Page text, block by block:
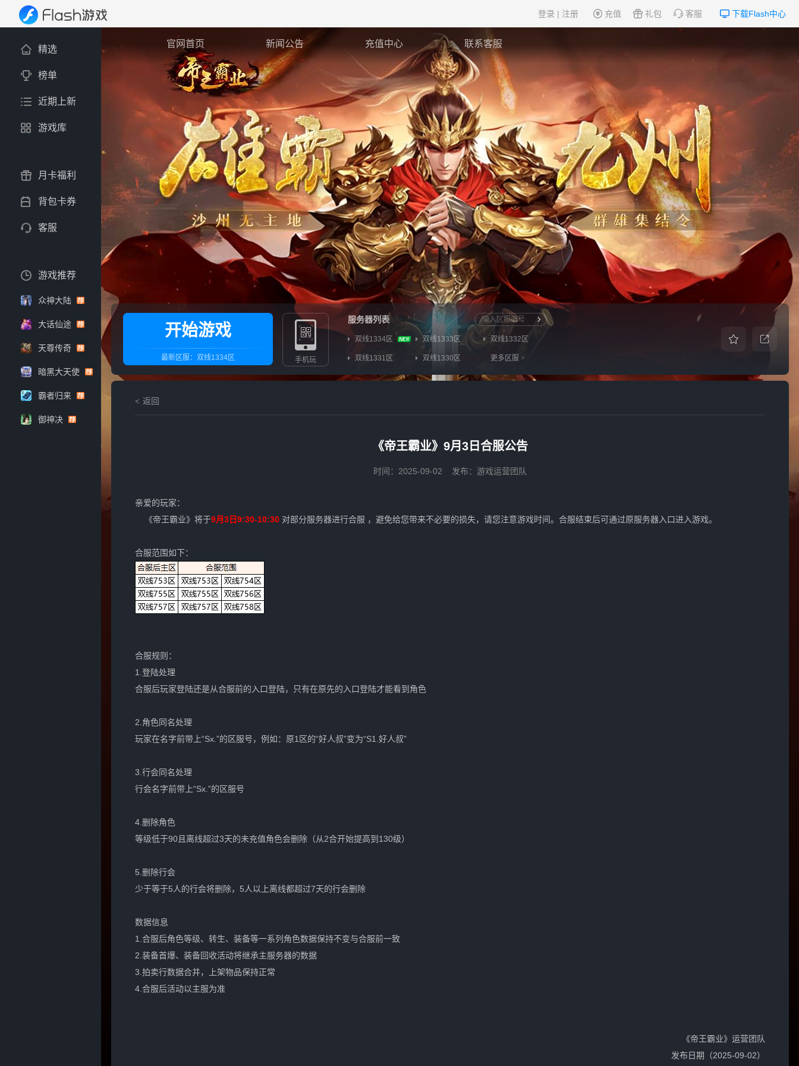
下载Flash中心
客服
礼包
充值
登录 | 注册
官网首页 新闻公告 充值中心 联系客服
开始游戏
最新区服： 双线1334区 手机玩
服务器列表
双线1334区 双线1333区 双线1332区
双线1331区 双线1330区 更多区服 >
返回
《帝王霸业》9月3日合服公告
时间：2025-09-02 发布：游戏运营团队
亲爱的玩家：
《帝王霸业》将于9月3 日9:30-10:30 对部分服务器进行合服 ，避免给您带来不必要的损失，请您注意游戏时间。合服结束后可通过原服务器入口进入游戏。
合服范围如下：
合服规则：
1.登陆处理
合服后玩家登陆还是从合服前的入口登陆，只有在原先的入口登陆才能看到角色
2.角色同名处理
玩家在名字前带上“Sx.”的区服号，例如：原1区的“好人叔”变为“S1.好人叔”
3.行会同名处理
行会名字前带上“Sx.”的区服号
4.删除角色
等级低于90且离线超过3天的未充值角色会删除（从2合开始提高到130级）
5.删除行会
少于等于5人的行会将删除，5人以上离线都超过7天的行会删除
数据信息
1.合服后角色等级、转生、装备等一系列角色数据保持不变与合服前一致
2.装备首爆、装备回收活动将继承主服务器的数据
3.拍卖行数据合并，上架物品保持正常
4.合服后活动以主服为准
《帝王霸业》运营团队
发布日期（2025-09-02）
精选
榜单
近期上新
游戏库
月卡福利
背包卡券
客服
游戏推荐
众神大陆
大话仙途
天尊传奇
暗黑大天使
霸者归来
御神决